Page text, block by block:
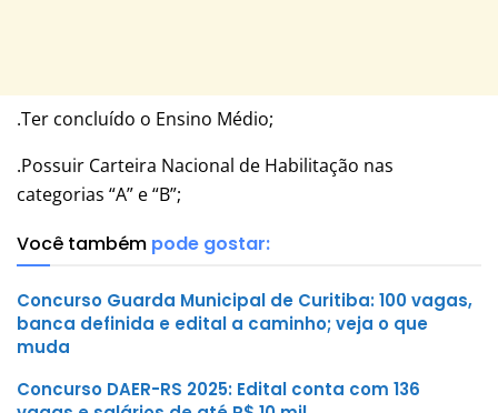
.Ter concluído o Ensino Médio;
.Possuir Carteira Nacional de Habilitação nas
categorias “A” e “B”;
Você também pode gostar:
Concurso Guarda Municipal de Curitiba: 100 vagas,
banca definida e edital a caminho; veja o que
muda
Concurso DAER-RS 2025: Edital conta com 136